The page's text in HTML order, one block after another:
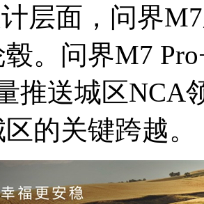
层面， 问界M7
。问界M7
推送城区NCA
的关键跨越。